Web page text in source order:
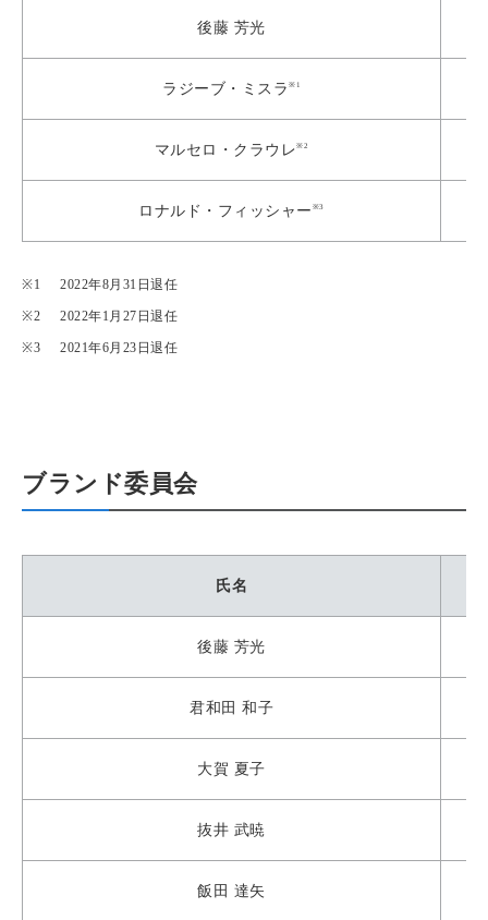
後藤 芳光
ラジーブ・ミスラ ※1
マルセロ・クラウレ※2
ロナルド・フィッシャー ※3
2022年8月31日退任
2022年1月27日退任
2021年6月23日退任
ブランド委員会
氏名
後藤 芳光
君和田 和子
大賀 夏子
抜井 武暁
飯田 達矢